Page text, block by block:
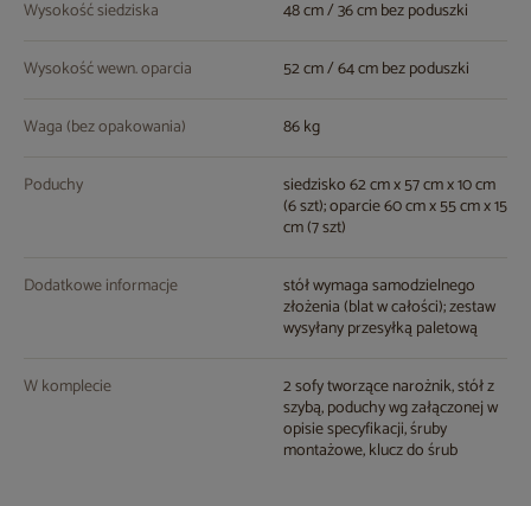
Wysokość siedziska 48 cm / 36 cm bez poduszki
Wysokość wewn. oparcia 52 cm / 64 cm bez poduszki
Waga (bez opakowania) 86 kg
Poduchy siedzisko 62 cm x 57 cm x 10 cm
(6 szt); oparcie 60 cm x 55 cm x 15
cm (7 szt)
Dodatkowe informacje stół wymaga samodzielnego
złożenia (blat w całości); zestaw
wysyłany przesyłką paletową
W komplecie 2 sofy tworzące narożnik, stół z
szybą, poduchy wg załączonej w
opisie specyfikacji, śruby
montażowe, klucz do śrub